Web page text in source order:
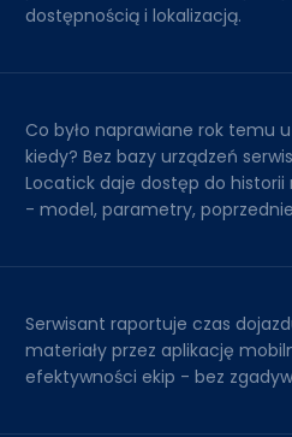
dostępnością i lokalizacją.
Co było naprawiane rok temu
kiedy? Bez bazy urządzeń
Locatick daje dostęp do
- model, parametry,
Serwisant raportuje czas
materiały przez aplikację
efektywności ekip - bez